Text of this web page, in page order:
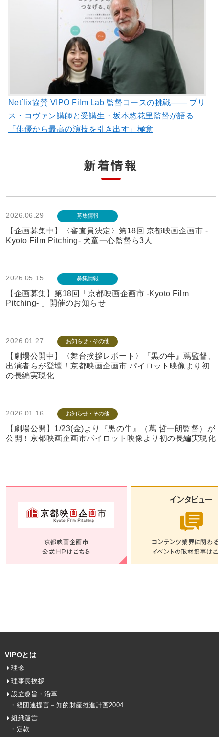
Netflix協賛 VIPO Film Lab 監督コースの挑戦―― ブリ
ス・コヴァン講師と受講生・坂本悠花里監督が語る
「俳優から最高の演技を引き出す」極意
新着情報
2026.06.29 募集情報
【企画募集中】〈審査員決定〉第18回 京都映画企画市 -
Kyoto Film Pitching- 犬童一心監督ら3人
2026.05.15 募集情報
【企画募集】第18回「京都映画企画市 -Kyoto Film
Pitching- 」開催のお知らせ
2026.01.27 お知らせ・その他
【劇場公開中】〈舞台挨拶レポート〉『黒の牛』蔦監督、
出演者らが登壇！京都映画企画市 パイロット映像より初
の長編実現化
2026.01.16 お知らせ・その他
【劇場公開】1/23(金)より『黒の牛』（蔦 哲一朗監督）が
公開！京都映画企画市パイロット映像より初の長編実現化
VIPOとは
理念
理事長挨拶
設立趣旨・沿革
・経団連提言－知的財産推進計画2004
組織運営
・定款